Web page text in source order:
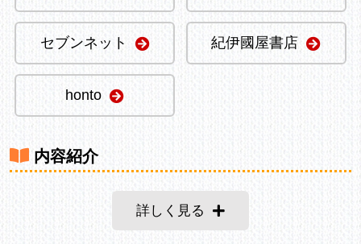
セブンネット 紀伊國屋書店
honto
内容紹介
詳しく見る